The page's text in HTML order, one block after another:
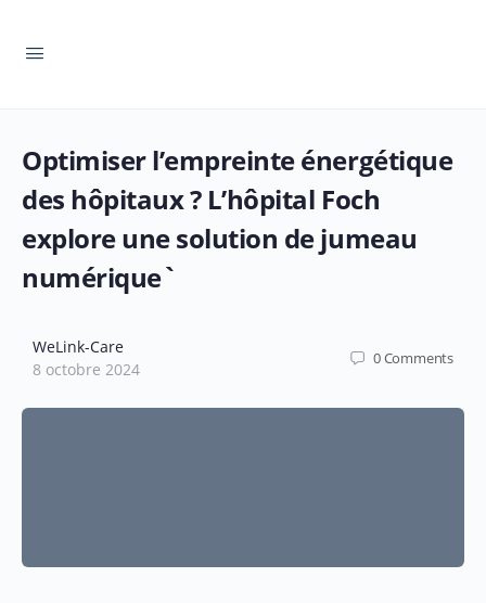
Optimiser l’empreinte énergétique
des hôpitaux ? L’hôpital Foch
explore une solution de jumeau
numérique`
WeLink-Care
8 octobre 2024
0Comments